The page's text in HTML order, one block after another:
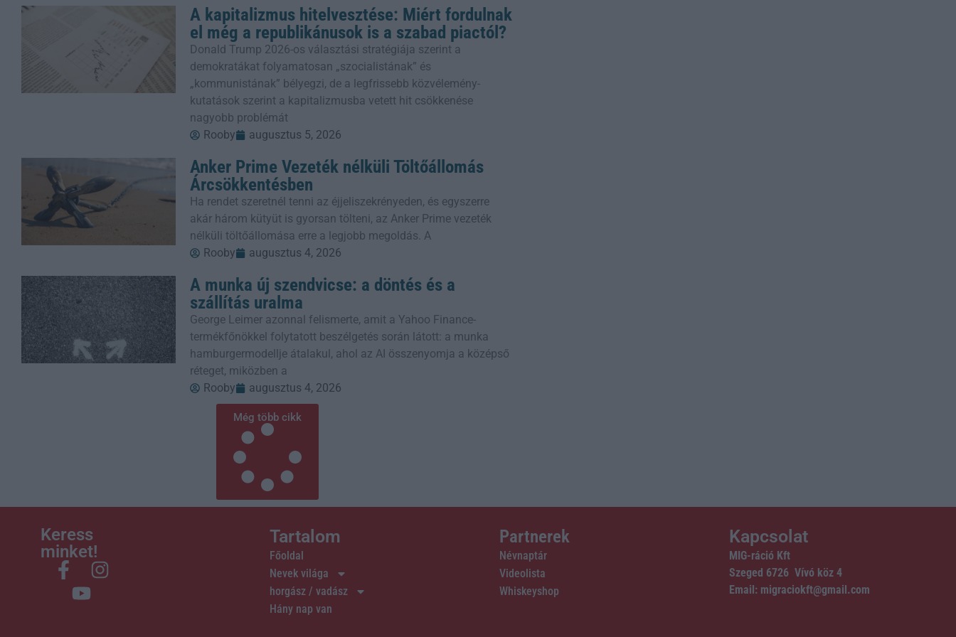
A kapitalizmus hitelvesztése: Miért fordulnak
el még a republikánusok is a szabad piactól?
Donald Trump 2026-os választási stratégiája szerint a
demokratákat folyamatosan „szocialistának” és
„kommunistának” bélyegzi, de a legfrissebb közvélemény-
kutatások szerint a kapitalizmusba vetett hit csökkenése
nagyobb problémát
Rooby
augusztus 5, 2026
Anker Prime Vezeték nélküli Töltőállomás
Árcsökkentésben
Ha rendet szeretnél tenni az éjjeliszekrényeden, és egyszerre
akár három kütyüt is gyorsan tölteni, az Anker Prime vezeték
nélküli töltőállomása erre a legjobb megoldás. A
Rooby
augusztus 4, 2026
A munka új szendvicse: a döntés és a
szállítás uralma
George Leimer azonnal felismerte, amit a Yahoo Finance-
termékfőnökkel folytatott beszélgetés során látott: a munka
hamburgermodellje átalakul, ahol az AI összenyomja a középső
réteget, miközben a
Rooby
augusztus 4, 2026
Még több cikk
Keress
minket!
Tartalom
Főoldal
Nevek világa
horgász / vadász
Hány nap van
Partnerek
Névnaptár
Videolista
Whiskeyshop
Kapcsolat
MIG-ráció Kft
Szeged 6726 Vívó köz 4
Email: migraciokft@gmail.com